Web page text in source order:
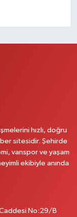
hızlı, doğru
sitesidir. Şehirde
vanspor ve yaşam
ekibiyle anında
Caddesi No:29/B